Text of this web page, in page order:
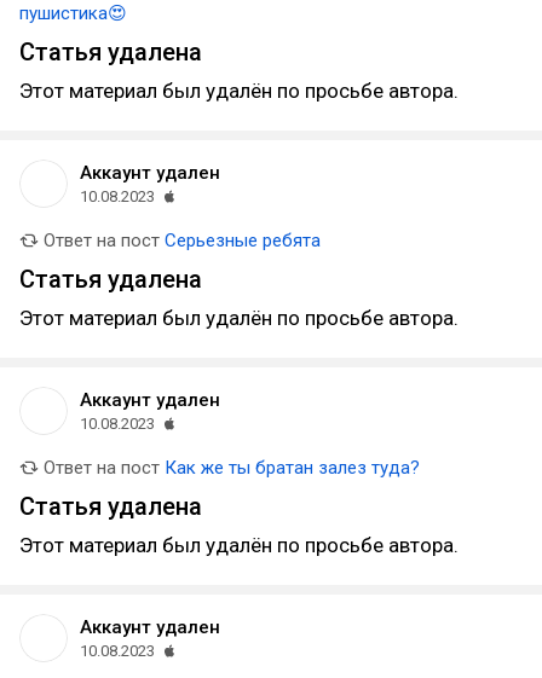
пушистика😍
Статья удалена
Этот материал был удалён по просьбе автора.
Аккаунт удален
10.08.2023
Ответ на пост Серьезные ребята
Статья удалена
Этот материал был удалён по просьбе автора.
Аккаунт удален
10.08.2023
Ответ на пост Как же ты братан залез туда?
Статья удалена
Этот материал был удалён по просьбе автора.
Аккаунт удален
10.08.2023